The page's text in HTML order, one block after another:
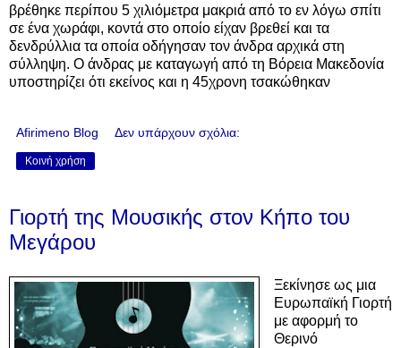
βρέθηκε περίπου 5 χιλιόμετρα μακριά από το εν λόγω σπίτι
σε ένα χωράφι, κοντά στο οποίο είχαν βρεθεί και τα
δενδρύλλια τα οποία οδήγησαν τον άνδρα αρχικά στη
σύλληψη. Ο άνδρας με καταγωγή από τη Βόρεια Μακεδονία
υποστηρίζει ότι εκείνος και η 45χρονη τσακώθηκαν
Afirimeno Blog Δεν υπάρχουν σχόλια:
Κοινή χρήση
Γιορτή της Μουσικής στον Κήπο του
Μεγάρου
Ξεκίνησε ως μια
Ευρωπαϊκή Γιορτή
με αφορμή το
Θερινό